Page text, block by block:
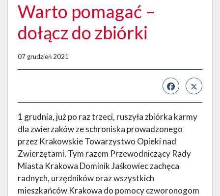
Warto pomagać –
dołącz do zbiórki
07 grudzień 2021
1 grudnia, już po raz trzeci, ruszyła zbiórka karmy
dla zwierzaków ze schroniska prowadzonego
przez Krakowskie Towarzystwo Opieki nad
Zwierzętami. Tym razem Przewodniczący Rady
Miasta Krakowa Dominik Jaśkowiec zachęca
radnych, urzędników oraz wszystkich
mieszkańców Krakowa do pomocy czworonogom